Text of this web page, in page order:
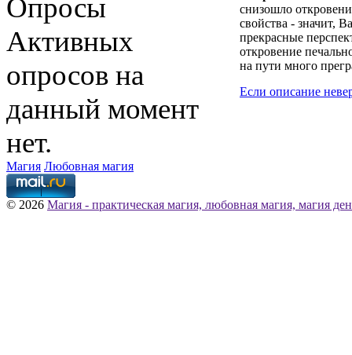
Опросы
Активных
опросов на
данный момент
нет.
снизошло
свойства - значит,
прекрасные
откровение
на пути много
Если описание
Магия Любовная магия
© 2026 Магия - практическая магия, любовная магия, магия